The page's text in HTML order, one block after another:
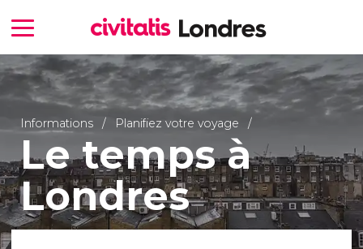
Informations Planifiez votre voyage
Le temps à
Londres